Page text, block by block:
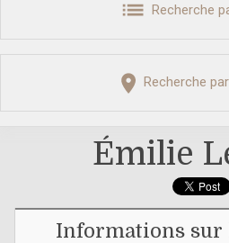
Recherche
Recherche
Émilie
Informations sur